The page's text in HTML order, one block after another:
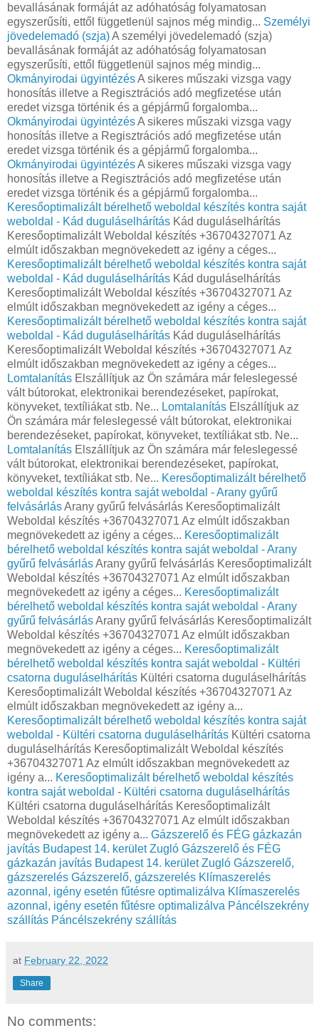
bevallásának formáját az adóhatóság folyamatosan
egyszerűsíti, ettől függetlenül sajnos még mindig... Személyi
jövedelemadó (szja)A személyi jövedelemadó (szja)
bevallásának formáját az adóhatóság folyamatosan
egyszerűsíti, ettől függetlenül sajnos még mindig...
Okmányirodai ügyintézésA sikeres műszaki vizsga vagy
honosítás illetve a Regisztrációs adó megfizetése után
eredet vizsga történik és a gépjármű forgalomba...
Okmányirodai ügyintézésA sikeres műszaki vizsga vagy
honosítás illetve a Regisztrációs adó megfizetése után
eredet vizsga történik és a gépjármű forgalomba...
Okmányirodai ügyintézésA sikeres műszaki vizsga vagy
honosítás illetve a Regisztrációs adó megfizetése után
eredet vizsga történik és a gépjármű forgalomba...
Keresőoptimalizált bérelhető weboldal készítés kontra saját
weboldal - Kád duguláselhárítás Kád duguláselhárítás
Keresőoptimalizált Weboldal készítés +36704327071 Az
elmúlt időszakban megnövekedett az igény a céges...
Keresőoptimalizált bérelhető weboldal készítés kontra saját
weboldal - Kád duguláselhárítás Kád duguláselhárítás
Keresőoptimalizált Weboldal készítés +36704327071 Az
elmúlt időszakban megnövekedett az igény a céges...
Keresőoptimalizált bérelhető weboldal készítés kontra saját
weboldal - Kád duguláselhárítás Kád duguláselhárítás
Keresőoptimalizált Weboldal készítés +36704327071 Az
elmúlt időszakban megnövekedett az igény a céges...
Lomtalanítás Elszállítjuk az Ön számára már feleslegessé
vált bútorokat, elektronikai berendezéseket, papírokat,
könyveket, textíliákat stb. Ne... Lomtalanítás Elszállítjuk az
Ön számára már feleslegessé vált bútorokat, elektronikai
berendezéseket, papírokat, könyveket, textíliákat stb. Ne...
Lomtalanítás Elszállítjuk az Ön számára már feleslegessé
vált bútorokat, elektronikai berendezéseket, papírokat,
könyveket, textíliákat stb. Ne... Keresőoptimalizált bérelhető
weboldal készítés kontra saját weboldal - Arany gyűrű
felvásárlásArany gyűrű felvásárlás Keresőoptimalizált
Weboldal készítés +36704327071 Az elmúlt időszakban
megnövekedett az igény a céges... Keresőoptimalizált
bérelhető weboldal készítés kontra saját weboldal - Arany
gyűrű felvásárlásArany gyűrű felvásárlás Keresőoptimalizált
Weboldal készítés +36704327071 Az elmúlt időszakban
megnövekedett az igény a céges... Keresőoptimalizált
bérelhető weboldal készítés kontra saját weboldal - Arany
gyűrű felvásárlásArany gyűrű felvásárlás Keresőoptimalizált
Weboldal készítés +36704327071 Az elmúlt időszakban
megnövekedett az igény a céges... Keresőoptimalizált
bérelhető weboldal készítés kontra saját weboldal - Kültéri
csatorna duguláselhárítás Kültéri csatorna duguláselhárítás
Keresőoptimalizált Weboldal készítés +36704327071 Az
elmúlt időszakban megnövekedett az igény a...
Keresőoptimalizált bérelhető weboldal készítés kontra saját
weboldal - Kültéri csatorna duguláselhárítás Kültéri csatorna
duguláselhárítás Keresőoptimalizált Weboldal készítés
+36704327071 Az elmúlt időszakban megnövekedett az
igény a... Keresőoptimalizált bérelhető weboldal készítés
kontra saját weboldal - Kültéri csatorna duguláselhárítás
Kültéri csatorna duguláselhárítás Keresőoptimalizált
Weboldal készítés +36704327071 Az elmúlt időszakban
megnövekedett az igény a... Gázszerelő és FÉG gázkazán
javítás Budapest 14. kerület Zugló Gázszerelő és FÉG
gázkazán javítás Budapest 14. kerület Zugló Gázszerelő,
gázszerelés Gázszerelő, gázszerelés Klímaszerelés
azonnal, igény esetén fűtésre optimalizálva Klímaszerelés
azonnal, igény esetén fűtésre optimalizálva Páncélszekrény
szállítás Páncélszekrény szállítás
at February 22, 2022
Share
No comments: